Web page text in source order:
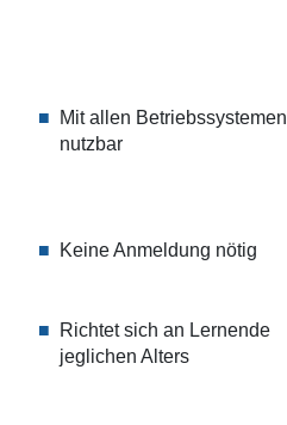
Mit allen Betriebssystemen
nutzbar
Keine Anmeldung nötig
Richtet sich an Lernende
jeglichen Alters